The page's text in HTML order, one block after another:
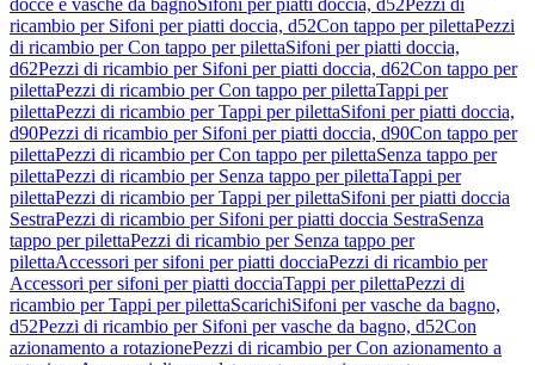
docce e vasche da bagnoSifoni per piatti doccia, d52Pezzi di
ricambio per Sifoni per piatti doccia, d52Con tappo per pilettaPezzi
di ricambio per Con tappo per pilettaSifoni per piatti doccia,
d62Pezzi di ricambio per Sifoni per piatti doccia, d62Con tappo per
pilettaPezzi di ricambio per Con tappo per pilettaTappi per
pilettaPezzi di ricambio per Tappi per pilettaSifoni per piatti doccia,
d90Pezzi di ricambio per Sifoni per piatti doccia, d90Con tappo per
pilettaPezzi di ricambio per Con tappo per pilettaSenza tappo per
pilettaPezzi di ricambio per Senza tappo per pilettaTappi per
pilettaPezzi di ricambio per Tappi per pilettaSifoni per piatti doccia
SestraPezzi di ricambio per Sifoni per piatti doccia SestraSenza
tappo per pilettaPezzi di ricambio per Senza tappo per
pilettaAccessori per sifoni per piatti docciaPezzi di ricambio per
Accessori per sifoni per piatti docciaTappi per pilettaPezzi di
ricambio per Tappi per pilettaScarichiSifoni per vasche da bagno,
d52Pezzi di ricambio per Sifoni per vasche da bagno, d52Con
azionamento a rotazionePezzi di ricambio per Con azionamento a